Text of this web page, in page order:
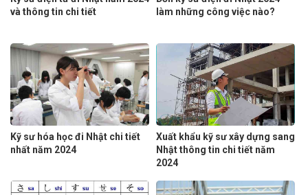
và thông tin chi tiết
làm những công việc nào?
Kỹ sư hóa học đi Nhật chi tiết
nhất năm 2024
Xuất khẩu kỹ sư xây dựng sang
Nhật thông tin chi tiết năm
2024